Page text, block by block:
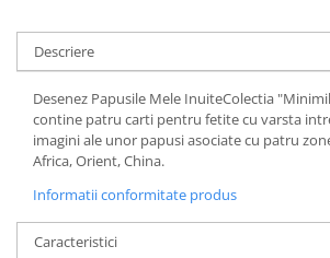
Diete si alimentatie sanatoasa
Fitness si frumusete
Diverse
Feng Shui
Sa nu razi :((
Drept
Descriere
Desenez Papusile Mele InuiteColectia
contine patru carti pentru fetite cu varsta
imagini ale unor papusi asociate cu patru
Africa, Orient, China.
Informatii conformitate produs
Caracteristici